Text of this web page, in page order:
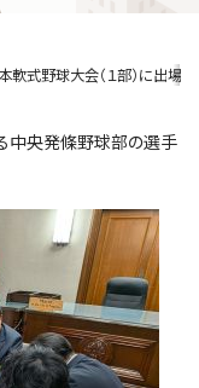
軟式野球大会（１部）に出場
中央発條野球部の選手